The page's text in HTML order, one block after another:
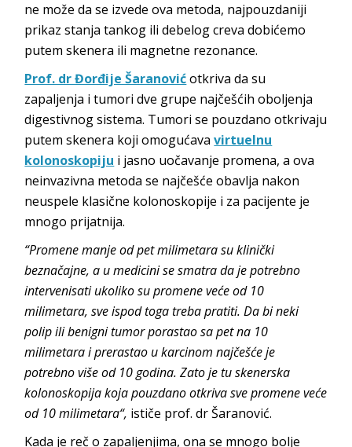
ne može da se izvede ova metoda, najpouzdaniji
prikaz stanja tankog ili debelog creva dobićemo
putem skenera ili magnetne rezonance.
Prof. dr Đorđije Šaranovićotkriva da su
zapaljenja i tumori dve grupe najčešćih oboljenja
digestivnog sistema. Tumori se pouzdano otkrivaju
putem skenera koji omogućavavirtuelnu
kolonoskopiju i jasno uočavanje promena, a ova
neinvazivna metoda se najčešće obavlja nakon
neuspele klasične kolonoskopije i za pacijente je
mnogo prijatnija.
“Promene manje od pet milimetara su klinički
beznačajne, a u medicini se smatra da je potrebno
intervenisati ukoliko su promene veće od 10
milimetara, sve ispod toga treba pratiti. Da bi neki
polip ili benigni tumor porastao sa pet na 10
milimetara i prerastao u karcinom najčešće je
potrebno više od 10 godina. Zato je tu skenerska
kolonoskopija koja pouzdano otkriva sve promene veće
od 10 milimetara“, ističe prof. dr Šaranović.
Kada je reč o zapaljenjima, ona se mnogo bolje